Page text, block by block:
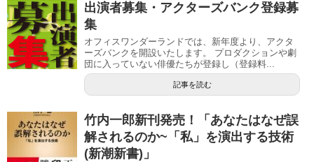
出演者募集・アクターズバンク登録募
集
オフィスワンダーランドでは、新年度より、アクタ
ーズバンクを開設いたします。 プロダクションや劇
団に入っていない俳優たちが登録し（登録料...
記事を読む
竹内一郎新刊発売！「あなたはなぜ誤
解されるのか~「私」を演出する技術
(新潮新書)」